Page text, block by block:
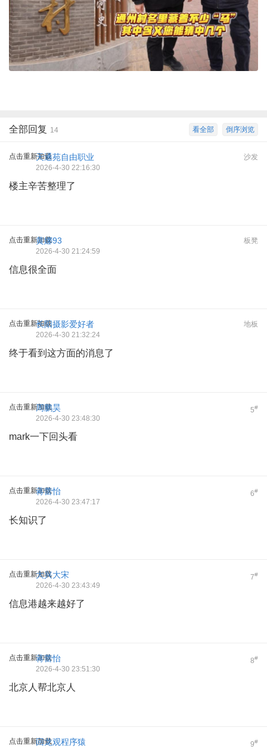
倒序浏览
看全部
全部回复 14
点击重新加载 沙发
天通苑自由职业
2026-4-30 22:16:30
楼主辛苦整理了
点击重新加载 板凳
黄娜93
2026-4-30 21:24:59
信息很全面
点击重新加载 地板
长阳摄影爱好者
2026-4-30 21:32:24
终于看到这方面的消息了
点击重新加载 5#
周鹏昊
2026-4-30 23:48:30
mark一下回头看
点击重新加载 6#
蒋蕾怡
2026-4-30 23:47:17
长知识了
点击重新加载 7#
大兴大宋
2026-4-30 23:43:49
信息港越来越好了
点击重新加载 8#
蒋蕾怡
2026-4-30 23:51:30
北京人帮北京人
点击重新加载 9#
回龙观程序猿